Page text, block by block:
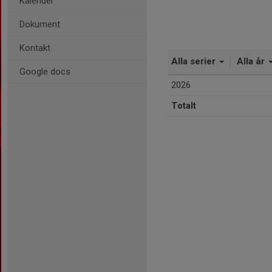
Dokument
Kontakt
Google docs
Alla serier Alla år
2026
Totalt